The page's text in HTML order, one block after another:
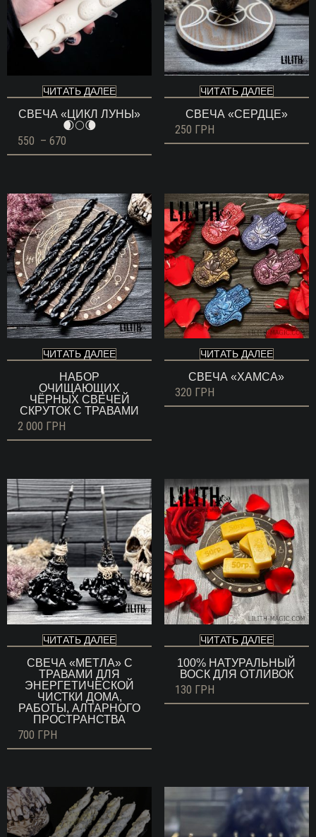
ЧИТАТЬ ДАЛЕЕ
СВЕЧА «ЦИКЛ ЛУНЫ»
🌒🌕🌘
550 – 670
цен:
ЧИТАТЬ ДАЛЕЕ
СВЕЧА «СЕРДЦЕ»
250 ГРН
ЧИТАТЬ ДАЛЕЕ
НАБОР
ОЧИЩАЮЩИХ
ЧЁРНЫХ СВЕЧЕЙ
СКРУТОК С ТРАВАМИ
2 000 ГРН
ЧИТАТЬ ДАЛЕЕ
СВЕЧА «ХАМСА»
320 ГРН
ЧИТАТЬ ДАЛЕЕ
СВЕЧА «МЕТЛА» С
ТРАВАМИ ДЛЯ
ЭНЕРГЕТИЧЕСКОЙ
ЧИСТКИ ДОМА,
РАБОТЫ, АЛТАРНОГО
ПРОСТРАНСТВА
700 ГРН
ЧИТАТЬ ДАЛЕЕ
100% НАТУРАЛЬНЫЙ
ВОСК ДЛЯ ОТЛИВОК
130 ГРН